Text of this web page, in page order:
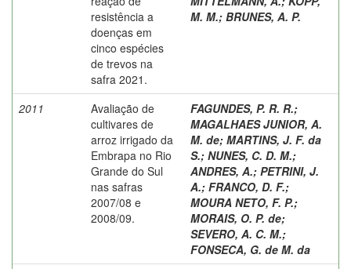
resistência a
doenças em
cinco espécies
de trevos na
safra 2021.
M. M.; BRUNES, A. P.
2011
Avaliação de
cultivares de
arroz irrigado da
Embrapa no Rio
Grande do Sul
nas safras
2007/08 e
2008/09.
FAGUNDES, P. R. R.;
MAGALHAES JUNIOR, A.
M. de; MARTINS, J. F. da
S.; NUNES, C. D. M.;
ANDRES, A.; PETRINI, J.
A.; FRANCO, D. F.;
MOURA NETO, F. P.;
MORAIS, O. P. de;
SEVERO, A. C. M.;
FONSECA, G. de M. da